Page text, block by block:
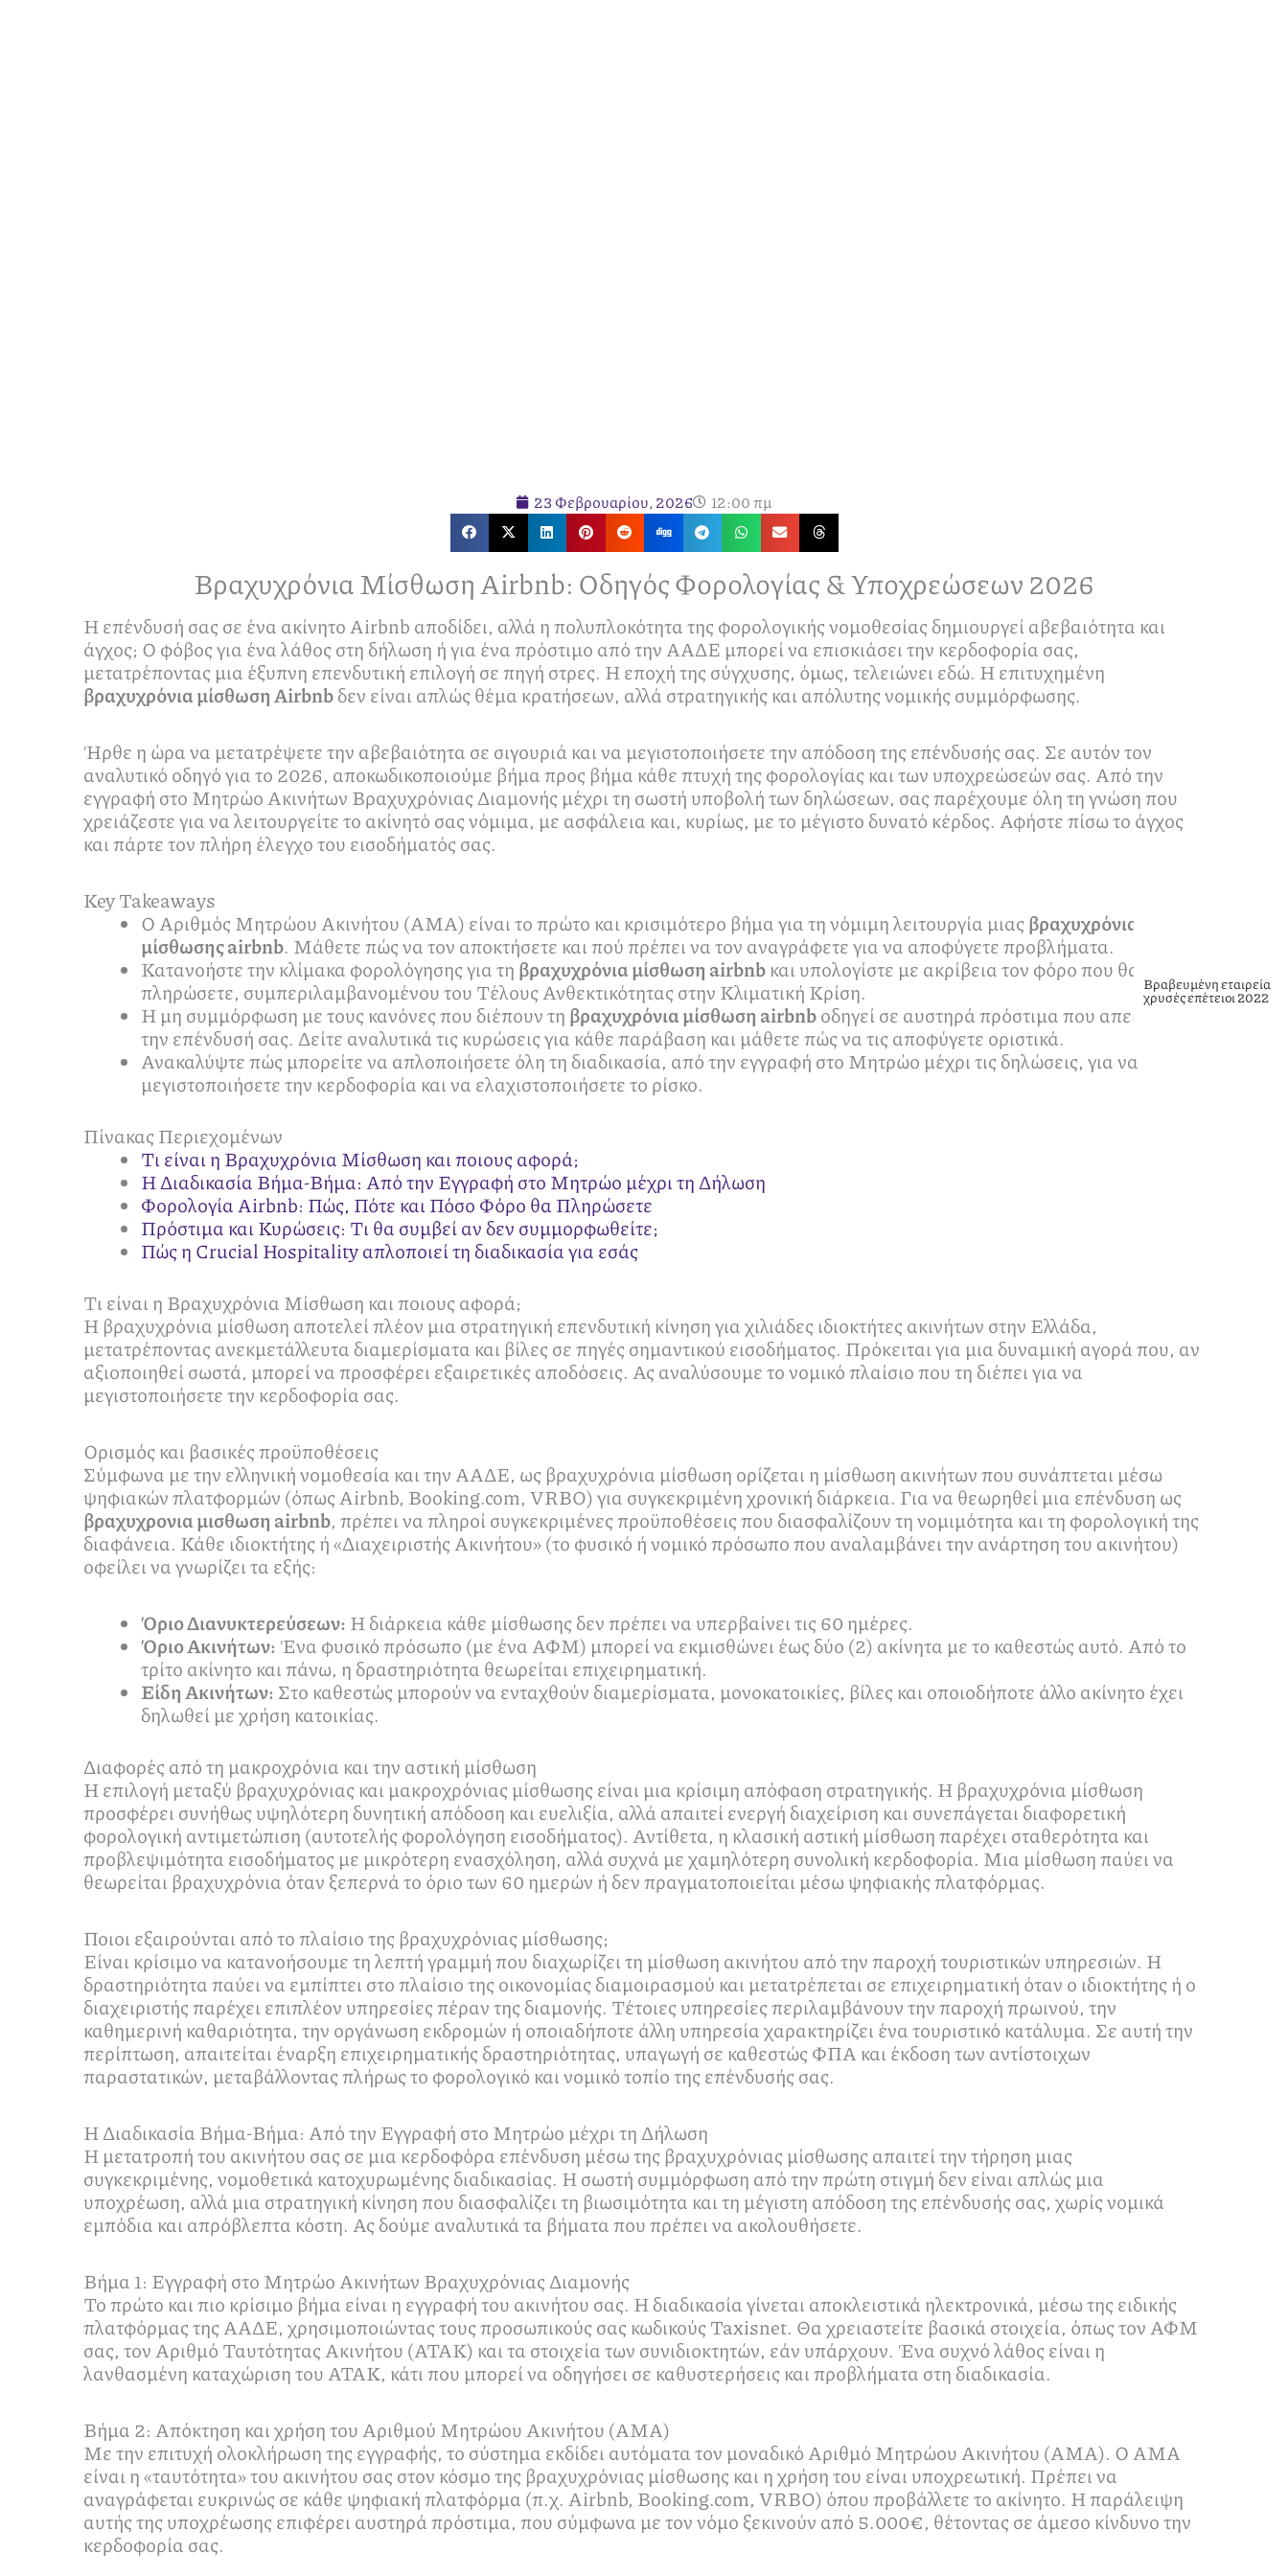
23 Φεβρουαρίου, 2026 12:00 πμ
Βραχυχρόνια Μίσθωση Airbnb: Οδηγός Φορολογίας & Υποχρεώσεων 2026
Η επένδυσή σας σε ένα ακίνητο Airbnb αποδίδει, αλλά η πολυπλοκότητα της φορολογικής νομοθεσίας δημιουργεί αβεβαιότητα και
άγχος; Ο φόβος για ένα λάθος στη δήλωση ή για ένα πρόστιμο από την ΑΑΔΕ μπορεί να επισκιάσει την κερδοφορία σας,
μετατρέποντας μια έξυπνη επενδυτική επιλογή σε πηγή στρες. Η εποχή της σύγχυσης, όμως, τελειώνει εδώ. Η επιτυχημένη
βραχυχρόνια μίσθωση Airbnbδεν είναι απλώς θέμα κρατήσεων, αλλά στρατηγικής και απόλυτης νομικής συμμόρφωσης.
Ήρθε η ώρα να μετατρέψετε την αβεβαιότητα σε σιγουριά και να μεγιστοποιήσετε την απόδοση της επένδυσής σας. Σε αυτόν τον
αναλυτικό οδηγό για το 2026, αποκωδικοποιούμε βήμα προς βήμα κάθε πτυχή της φορολογίας και των υποχρεώσεών σας. Από την
εγγραφή στο Μητρώο Ακινήτων Βραχυχρόνιας Διαμονής μέχρι τη σωστή υποβολή των δηλώσεων, σας παρέχουμε όλη τη γνώση που
χρειάζεστε για να λειτουργείτε το ακίνητό σας νόμιμα, με ασφάλεια και, κυρίως, με το μέγιστο δυνατό κέρδος. Αφήστε πίσω το άγχος
και πάρτε τον πλήρη έλεγχο του εισοδήματός σας.
Key Takeaways
Ο Αριθμός Μητρώου Ακινήτου (ΑΜΑ) είναι το πρώτο και κρισιμότερο βήμα για τη νόμιμη λειτουργία μιας βραχυχρόνιας
μίσθωσης airbnb. Μάθετε πώς να τον αποκτήσετε και πού πρέπει να τον αναγράφετε για να αποφύγετε προβλήματα.
Κατανοήστε την κλίμακα φορολόγησης για τη βραχυχρόνια μίσθωση airbnbκαι υπολογίστε με ακρίβεια τον φόρο που θα
πληρώσετε, συμπεριλαμβανομένου του Τέλους Ανθεκτικότητας στην Κλιματική Κρίση.
Η μη συμμόρφωση με τους κανόνες που διέπουν τη βραχυχρόνια μίσθωση airbnbοδηγεί σε αυστηρά πρόστιμα που απειλούν
την επένδυσή σας. Δείτε αναλυτικά τις κυρώσεις για κάθε παράβαση και μάθετε πώς να τις αποφύγετε οριστικά.
Ανακαλύψτε πώς μπορείτε να απλοποιήσετε όλη τη διαδικασία, από την εγγραφή στο Μητρώο μέχρι τις δηλώσεις, για να
μεγιστοποιήσετε την κερδοφορία και να ελαχιστοποιήσετε το ρίσκο.
Πίνακας Περιεχομένων
Τι είναι η Βραχυχρόνια Μίσθωση και ποιους αφορά;
Η Διαδικασία Βήμα-Βήμα: Από την Εγγραφή στο Μητρώο μέχρι τη Δήλωση
Φορολογία Airbnb: Πώς, Πότε και Πόσο Φόρο θα Πληρώσετε
Πρόστιμα και Κυρώσεις: Τι θα συμβεί αν δεν συμμορφωθείτε;
Πώς η Crucial Hospitality απλοποιεί τη διαδικασία για εσάς
Τι είναι η Βραχυχρόνια Μίσθωση και ποιους αφορά;
Η βραχυχρόνια μίσθωση αποτελεί πλέον μια στρατηγική επενδυτική κίνηση για χιλιάδες ιδιοκτήτες ακινήτων στην Ελλάδα,
μετατρέποντας ανεκμετάλλευτα διαμερίσματα και βίλες σε πηγές σημαντικού εισοδήματος. Πρόκειται για μια δυναμική αγορά που, αν
αξιοποιηθεί σωστά, μπορεί να προσφέρει εξαιρετικές αποδόσεις. Ας αναλύσουμε το νομικό πλαίσιο που τη διέπει για να
μεγιστοποιήσετε την κερδοφορία σας.
Ορισμός και βασικές προϋποθέσεις
Σύμφωνα με την ελληνική νομοθεσία και την ΑΑΔΕ, ως βραχυχρόνια μίσθωση ορίζεται η μίσθωση ακινήτων που συνάπτεται μέσω
ψηφιακών πλατφορμών (όπως Airbnb, Booking.com, VRBO) για συγκεκριμένη χρονική διάρκεια. Για να θεωρηθεί μια επένδυση ως
βραχυχρονια μισθωση airbnb, πρέπει να πληροί συγκεκριμένες προϋποθέσεις που διασφαλίζουν τη νομιμότητα και τη φορολογική της
διαφάνεια. Κάθε ιδιοκτήτης ή «Διαχειριστής Ακινήτου» (το φυσικό ή νομικό πρόσωπο που αναλαμβάνει την ανάρτηση του ακινήτου)
οφείλει να γνωρίζει τα εξής:
Όριο Διανυκτερεύσεων: Η διάρκεια κάθε μίσθωσης δεν πρέπει να υπερβαίνει τις 60 ημέρες.
Όριο Ακινήτων: Ένα φυσικό πρόσωπο (με ένα ΑΦΜ) μπορεί να εκμισθώνει έως δύο (2) ακίνητα με το καθεστώς αυτό. Από το
τρίτο ακίνητο και πάνω, η δραστηριότητα θεωρείται επιχειρηματική.
Είδη Ακινήτων: Στο καθεστώς μπορούν να ενταχθούν διαμερίσματα, μονοκατοικίες, βίλες και οποιοδήποτε άλλο ακίνητο έχει
δηλωθεί με χρήση κατοικίας.
Διαφορές από τη μακροχρόνια και την αστική μίσθωση
Η επιλογή μεταξύ βραχυχρόνιας και μακροχρόνιας μίσθωσης είναι μια κρίσιμη απόφαση στρατηγικής. Η βραχυχρόνια μίσθωση
προσφέρει συνήθως υψηλότερη δυνητική απόδοση και ευελιξία, αλλά απαιτεί ενεργή διαχείριση και συνεπάγεται διαφορετική
φορολογική αντιμετώπιση (αυτοτελής φορολόγηση εισοδήματος). Αντίθετα, η κλασική αστική μίσθωση παρέχει σταθερότητα και
προβλεψιμότητα εισοδήματος με μικρότερη ενασχόληση, αλλά συχνά με χαμηλότερη συνολική κερδοφορία. Μια μίσθωση παύει να
θεωρείται βραχυχρόνια όταν ξεπερνά το όριο των 60 ημερών ή δεν πραγματοποιείται μέσω ψηφιακής πλατφόρμας.
Ποιοι εξαιρούνται από το πλαίσιο της βραχυχρόνιας μίσθωσης;
Είναι κρίσιμο να κατανοήσουμε τη λεπτή γραμμή που διαχωρίζει τη μίσθωση ακινήτου από την παροχή τουριστικών υπηρεσιών. Η
δραστηριότητα παύει να εμπίπτει στο πλαίσιο της οικονομίας διαμοιρασμού και μετατρέπεται σε επιχειρηματική όταν ο ιδιοκτήτης ή ο
διαχειριστής παρέχει επιπλέον υπηρεσίες πέραν της διαμονής. Τέτοιες υπηρεσίες περιλαμβάνουν την παροχή πρωινού, την
καθημερινή καθαριότητα, την οργάνωση εκδρομών ή οποιαδήποτε άλλη υπηρεσία χαρακτηρίζει ένα τουριστικό κατάλυμα. Σε αυτή την
περίπτωση, απαιτείται έναρξη επιχειρηματικής δραστηριότητας, υπαγωγή σε καθεστώς ΦΠΑ και έκδοση των αντίστοιχων
παραστατικών, μεταβάλλοντας πλήρως το φορολογικό και νομικό τοπίο της επένδυσής σας.
Η Διαδικασία Βήμα-Βήμα: Από την Εγγραφή στο Μητρώο μέχρι τη Δήλωση
Η μετατροπή του ακινήτου σας σε μια κερδοφόρα επένδυση μέσω της βραχυχρόνιας μίσθωσης απαιτεί την τήρηση μιας
συγκεκριμένης, νομοθετικά κατοχυρωμένης διαδικασίας. Η σωστή συμμόρφωση από την πρώτη στιγμή δεν είναι απλώς μια
υποχρέωση, αλλά μια στρατηγική κίνηση που διασφαλίζει τη βιωσιμότητα και τη μέγιστη απόδοση της επένδυσής σας, χωρίς νομικά
εμπόδια και απρόβλεπτα κόστη. Ας δούμε αναλυτικά τα βήματα που πρέπει να ακολουθήσετε.
Βήμα 1: Εγγραφή στο Μητρώο Ακινήτων Βραχυχρόνιας Διαμονής
Το πρώτο και πιο κρίσιμο βήμα είναι η εγγραφή του ακινήτου σας. Η διαδικασία γίνεται αποκλειστικά ηλεκτρονικά, μέσω της ειδικής
πλατφόρμας της ΑΑΔΕ, χρησιμοποιώντας τους προσωπικούς σας κωδικούς Taxisnet. Θα χρειαστείτε βασικά στοιχεία, όπως τον ΑΦΜ
σας, τον Αριθμό Ταυτότητας Ακινήτου (ΑΤΑΚ) και τα στοιχεία των συνιδιοκτητών, εάν υπάρχουν. Ένα συχνό λάθος είναι η
λανθασμένη καταχώριση του ΑΤΑΚ, κάτι που μπορεί να οδηγήσει σε καθυστερήσεις και προβλήματα στη διαδικασία.
Βήμα 2: Απόκτηση και χρήση του Αριθμού Μητρώου Ακινήτου (ΑΜΑ)
Με την επιτυχή ολοκλήρωση της εγγραφής, το σύστημα εκδίδει αυτόματα τον μοναδικό Αριθμό Μητρώου Ακινήτου (ΑΜΑ). Ο ΑΜΑ
είναι η «ταυτότητα» του ακινήτου σας στον κόσμο της βραχυχρόνιας μίσθωσης και η χρήση του είναι υποχρεωτική. Πρέπει να
αναγράφεται ευκρινώς σε κάθε ψηφιακή πλατφόρμα (π.χ. Airbnb, Booking.com, VRBO) όπου προβάλλετε το ακίνητο. Η παράλειψη
αυτής της υποχρέωσης επιφέρει αυστηρά πρόστιμα, που σύμφωνα με τον νόμο ξεκινούν από 5.000€, θέτοντας σε άμεσο κίνδυνο την
κερδοφορία σας.
Βραβευμένη εταιρεία
χρυσές επέτειοι 2022